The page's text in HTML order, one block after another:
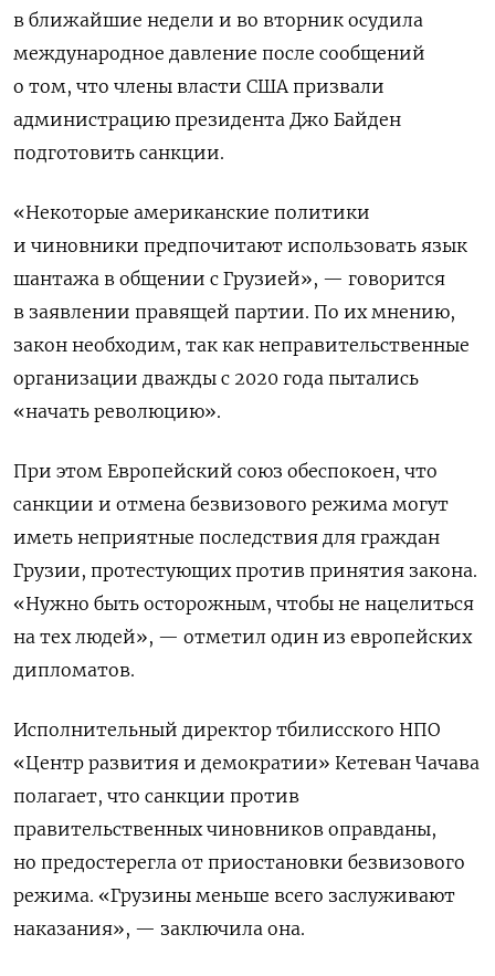
в ближайшие недели и во вторник осудила
международное давление после сообщений
о том, что члены власти США призвали
администрацию президента Джо Байден
подготовить санкции.
«Некоторые американские политики
и чиновники предпочитают использовать язык
шантажа в общении с Грузией», — говорится
в заявлении правящей партии. По их мнению,
закон необходим, так как неправительственные
организации дважды с 2020 года пытались
«начать революцию».
При этом Европейский союз обеспокоен, что
санкции и отмена безвизового режима могут
иметь неприятные последствия для граждан
Грузии, протестующих против принятия закона.
«Нужно быть осторожным, чтобы не нацелиться
на тех людей», — отметил один из европейских
дипломатов.
Исполнительный директор тбилисского НПО
«Центр развития и демократии» Кетеван Чачава
полагает, что санкции против
правительственных чиновников оправданы,
но предостерегла от приостановки безвизового
режима. «Грузины меньше всего заслуживают
наказания», — заключила она.